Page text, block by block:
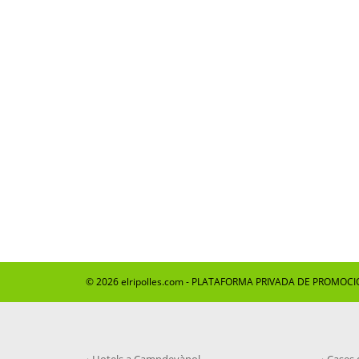
© 2026 elripolles.com - PLATAFORMA PRIVADA DE